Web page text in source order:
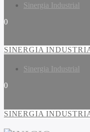
Sinergia Industrial
0
SINERGIA
Sinergia Industrial
0
SINERGIA